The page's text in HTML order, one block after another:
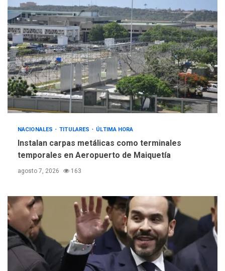
4
TITULARES
ÚLTIMA HORA
Gobierno y AN2015 en
nueva mesa de diálogo
INTERNACIONALES ÚLTIMA HORA
Hiroshima 81 años de la
debacle atómica. Japón
debate principios no
nucleares
NACIONALES TITULARES ÚLTIMA HORA
Instalan carpas metálicas como terminales
temporales en Aeropuerto de Maiquetía
agosto 7, 2026 163